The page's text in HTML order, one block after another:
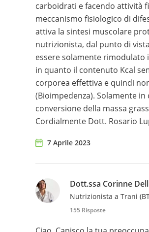
carboidrati e facendo attività
meccanismo fisiologico di
attiva la sintesi muscolare
nutrizionista, dal punto di
essere solamente rimodulato
in quanto il contenuto Kcal
corporea effettiva e quindi
(Bioimpedenza). Solamente
conversione della massa
Cordialmente Dott. Rosario
7 Aprile 2023
Dott.ssa Corinne
Nutrizionista a Trani
155 Risposte